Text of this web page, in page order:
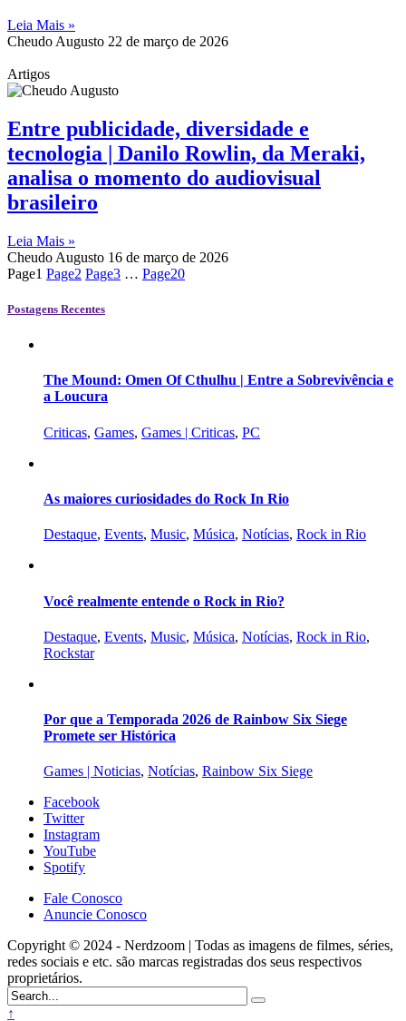
Leia Mais »
Cheudo Augusto 22 de março de 2026
Artigos
Entre publicidade, diversidade e
tecnologia | Danilo Rowlin, da Meraki,
analisa o momento do audiovisual
brasileiro
Leia Mais »
Cheudo Augusto 16 de março de 2026
Page1 Page2 Page3 … Page20
Postagens Recentes
The Mound: Omen Of Cthulhu | Entre a Sobrevivência e
a Loucura
Criticas, Games, Games | Criticas, PC
As maiores curiosidades do Rock In Rio
Destaque, Events, Music, Música, Notícias, Rock in Rio
Você realmente entende o Rock in Rio?
Destaque, Events, Music, Música, Notícias, Rock in Rio,
Rockstar
Por que a Temporada 2026 de Rainbow Six Siege
Promete ser Histórica
Games | Noticias, Notícias, Rainbow Six Siege
Facebook
Twitter
Instagram
YouTube
Spotify
Fale Conosco
Anuncie Conosco
Copyright © 2024 - Nerdzoom | Todas as imagens de filmes, séries,
redes sociais e etc. são marcas registradas dos seus respectivos
proprietários.
↑